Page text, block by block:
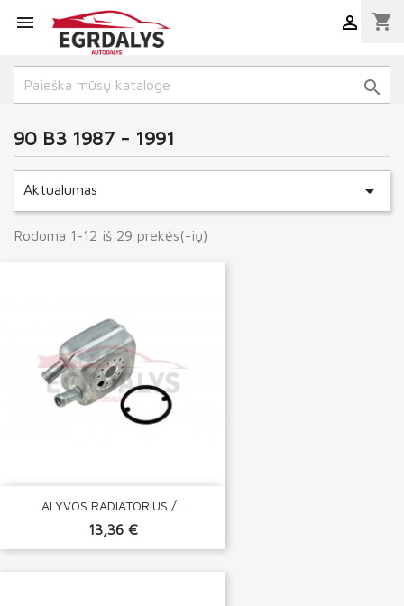
 shopping_cart


90 B3 1987 - 1991
Aktualumas 
Rodoma 1-12 iš 29 prekės(-ių)
ALYVOS RADIATORIUS /...
13,36 €